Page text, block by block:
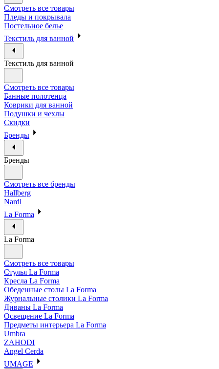
Смотреть все товары
Пледы и покрывала
Постельное белье
Текстиль для ванной
Текстиль для ванной
Смотреть все товары
Банные полотенца
Коврики для ванной
Подушки и чехлы
Скидки
Бренды
Бренды
Смотреть все бренды
Hallberg
Nardi
La Forma
La Forma
Смотреть все товары
Стулья La Forma
Кресла La Forma
Обеденные столы La Forma
Журнальные столики La Forma
Диваны La Forma
Освещение La Forma
Предметы интерьера La Forma
Umbra
ZAHODI
Angel Cerda
UMAGE